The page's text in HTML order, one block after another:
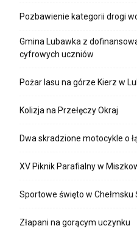
Pozbawienie kategorii drogi
Gmina Lubawka z
cyfrowych uczniów
Pożar lasu na górze Kierz w
Kolizja na Przełęczy Okraj
Dwa skradzione motocykle o
XV Piknik Parafialny w
Sportowe święto w Chełmsku
Złapani na gorącym uczynku